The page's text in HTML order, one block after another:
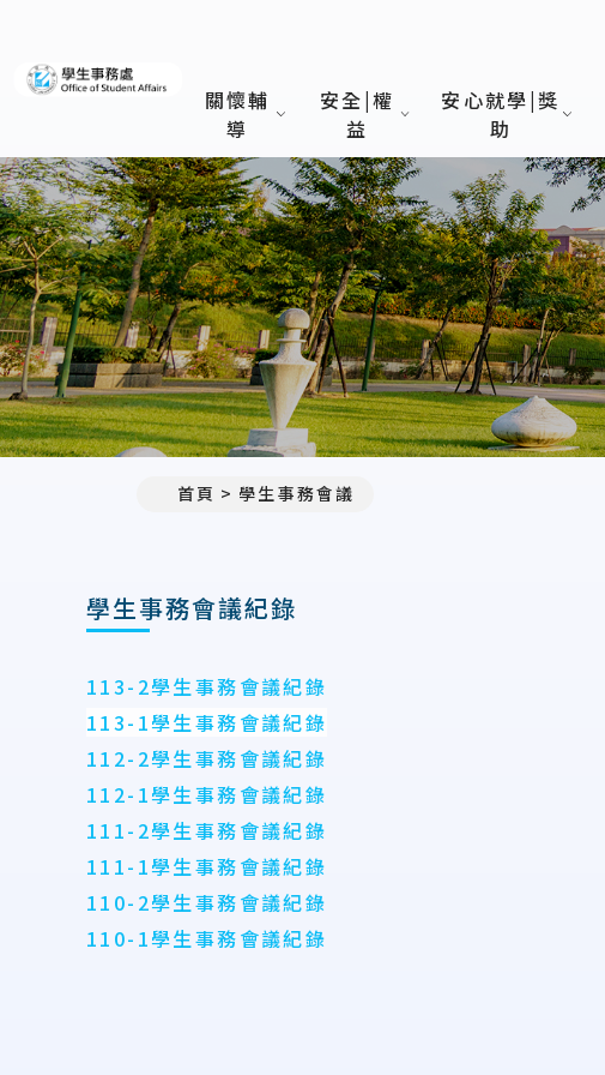
關懷輔
導
安全|權
益
安心就學|獎
助
首頁 學生事務會議
學生事務會議紀錄
113-2學生事務會議紀錄
113-1學生事務會議紀錄
112-2學生事務會議紀錄
112-1學生事務會議紀錄
111-2學生事務會議紀錄
111-1學生事務會議紀錄
110-2學生事務會議紀錄
110-1學生事務會議紀錄